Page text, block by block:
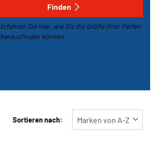
Finden
Erfahren Sie hier, wie Sie die Größe Ihrer Reifen
herausfinden können.
Sortieren nach: